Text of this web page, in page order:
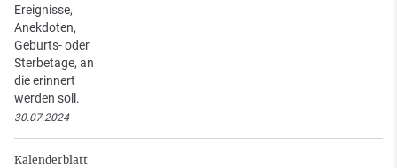
Ereignisse,
Anekdoten,
Geburts- oder
Sterbetage, an
die erinnert
werden soll.
30.07.2024
Kalenderblatt